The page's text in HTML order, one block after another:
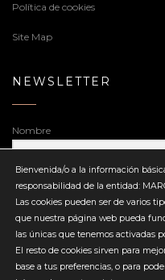
Política de cookies
Site Map
NEWSLETTER
Nombre
Dirección de correo electrónico
Bienvenida/o a la información
responsabilidad de la entidad:
Las cookies pueden ser de varios
que nuestra página web pueda
las únicas que tenemos activadas
El resto de cookies sirven para
base a tus preferencias, o para